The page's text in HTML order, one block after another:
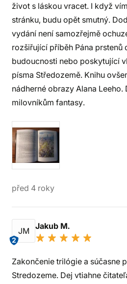
život s láskou vracet. I když
stránku, budu opět smutný.
vydání není samozřejmě
rozšiřující příběh Pána prstenů
budoucnosti nebo poskytující
písma Středozemě. Knihu
nádherné obrazy Alana Leeho.
milovníkům fantasy.
před 4 roky
JM
2
Jakub M.
Zakončenie trilógie a súčasne
Stredozeme. Dej vtiahne